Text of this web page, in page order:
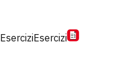
EserciziEsercizi